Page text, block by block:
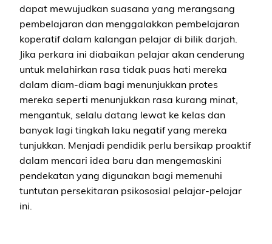
dapat mewujudkan suasana yang merangsang
pembelajaran dan menggalakkan pembelajaran
koperatif dalam kalangan pelajar di bilik darjah.
Jika perkara ini diabaikan pelajar akan cenderung
untuk melahirkan rasa tidak puas hati mereka
dalam diam-diam bagi menunjukkan protes
mereka seperti menunjukkan rasa kurang minat,
mengantuk, selalu datang lewat ke kelas dan
banyak lagi tingkah laku negatif yang mereka
tunjukkan. Menjadi pendidik perlu bersikap proaktif
dalam mencari idea baru dan mengemaskini
pendekatan yang digunakan bagi memenuhi
tuntutan persekitaran psikososial pelajar-pelajar
ini.